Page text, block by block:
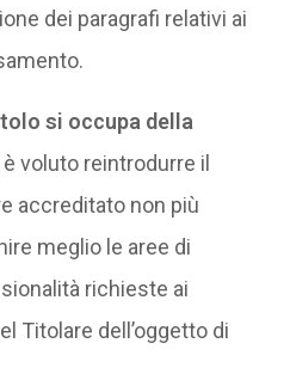
dei paragrafi relativi ai
si occupa della
voluto reintrodurre il
accreditato non più
meglio le aree di
richieste ai
Titolare dell’oggetto di